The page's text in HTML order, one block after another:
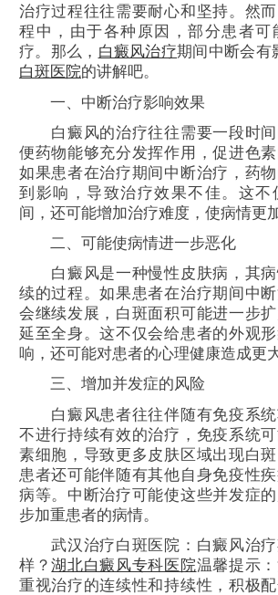
治疗过程往往需要耐心和坚持。然
程中，由于各种原因，部分患者可
疗。那么， 白癜风治疗期间中断会有
白斑医院的讲解吧。
一、中断治疗影响效果
白癜风的治疗往往需要一段时间
便药物能够充分发挥作用，促进色素
如果患者在治疗期间中断治疗，药
到影响，导致治疗效果不佳。这不
间，还可能增加治疗难度，使病情更
二、可能使病情进一步恶化
白癜风是一种慢性皮肤病，其病
续的过程。如果患者在治疗期间中
会继续发展，白斑面积可能进一步
延至全身。这不仅会给患者的外观
响，还可能对患者的心理健康造成更
三、增加并发症的风险
白癜风患者往往伴随有免疫系统
不进行持续有效的治疗，免疫系统
素细胞，导致更多皮肤区域出现白
患者还可能伴随有其他自身免疫性
病等。中断治疗可能使这些并发症
步加重患者的病情。
武汉治疗白斑医院：白癜风治疗
样？湖北白癜风专科医院温馨提示
重视治疗的连续性和持续性，积极